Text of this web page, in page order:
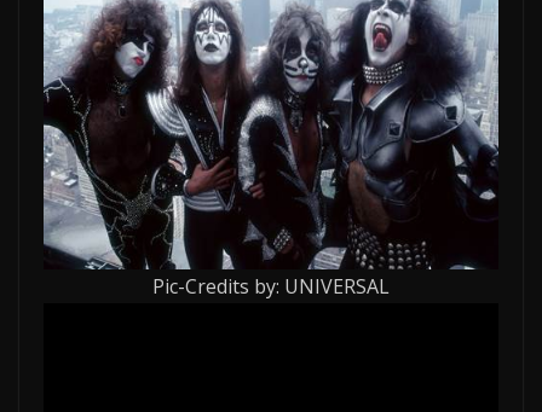
Pic-Credits by: UNIVERSAL